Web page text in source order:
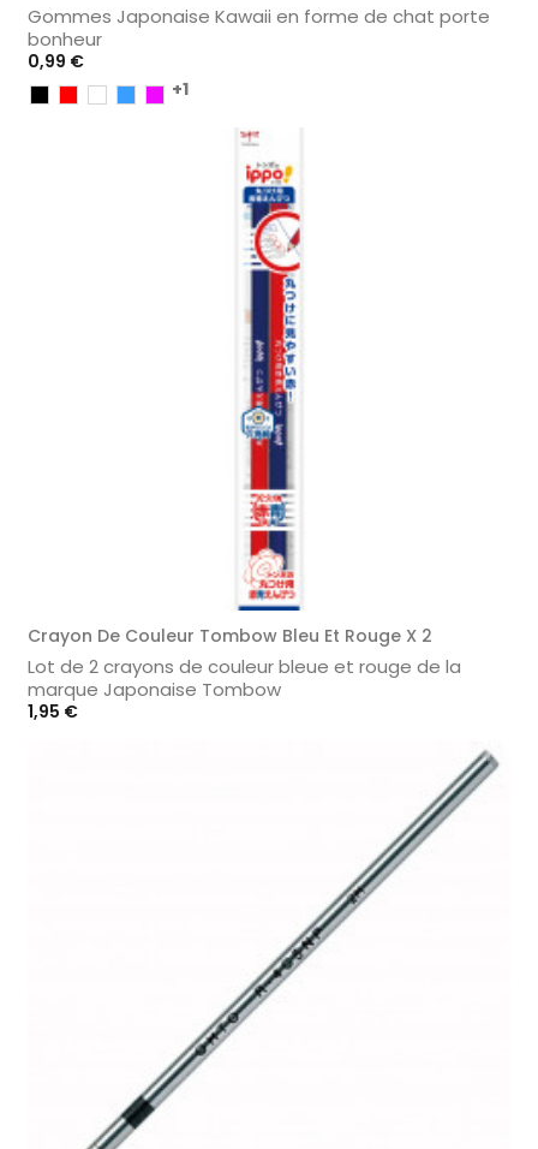
Gommes Japonaise Kawaii en forme de chat porte
bonheur
Prix
0,99 €
Violet
+1
Crayon De Couleur Tombow Bleu Et Rouge X 2
Lot de 2 crayons de couleur bleue et rouge de la
marque Japonaise Tombow
Prix
1,95 €